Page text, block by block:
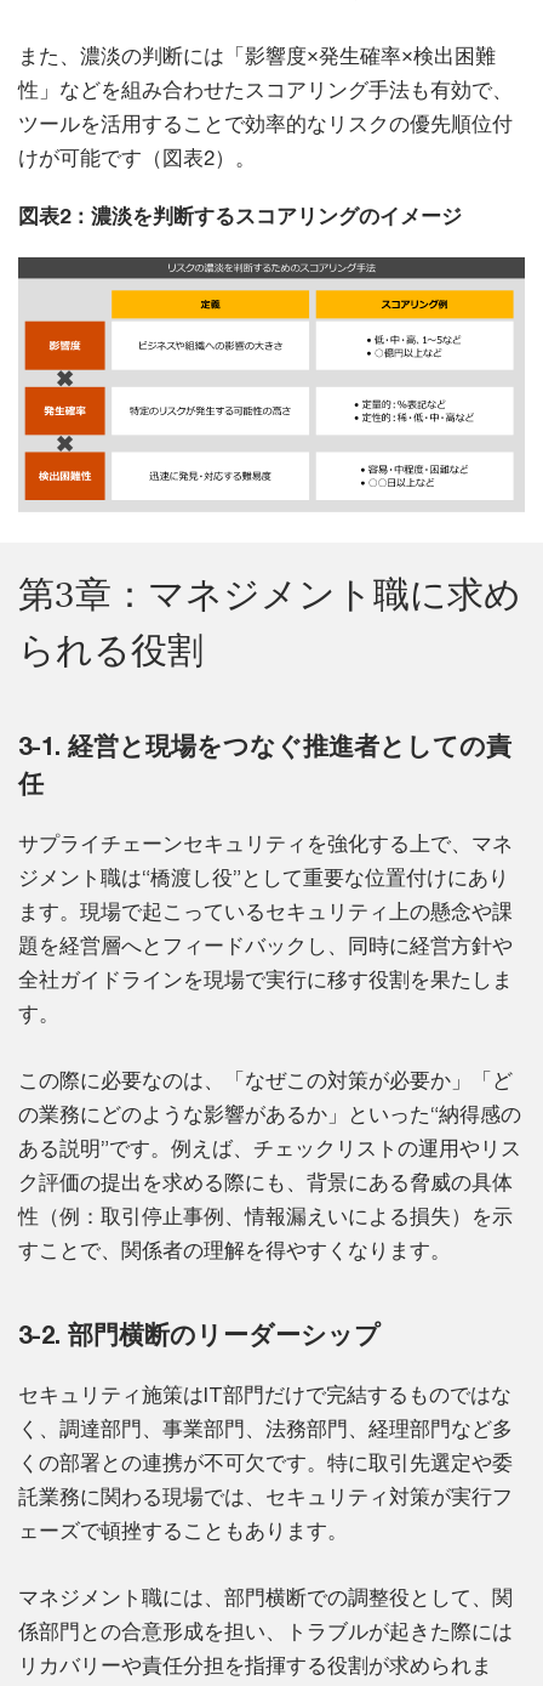
また、濃淡の判断には「影響度×発生確率×検出困難
性」などを組み合わせたスコアリング手法も有効で、
ツールを活用することで効率的なリスクの優先順位付
けが可能です（図表2）。
図表2：濃淡を判断するスコアリングのイメージ
第3章：マネジメント職に求め
られる役割
3-1. 経営と現場をつなぐ推進者としての責
任
サプライチェーンセキュリティを強化する上で、マネ
ジメント職は“橋渡し役”として重要な位置付けにあり
ます。現場で起こっているセキュリティ上の懸念や課
題を経営層へとフィードバックし、同時に経営方針や
全社ガイドラインを現場で実行に移す役割を果たしま
す。
この際に必要なのは、「なぜこの対策が必要か」「ど
の業務にどのような影響があるか」といった“納得感の
ある説明”です。例えば、チェックリストの運用やリス
ク評価の提出を求める際にも、背景にある脅威の具体
性（例：取引停止事例、情報漏えいによる損失）を示
すことで、関係者の理解を得やすくなります。
3-2. 部門横断のリーダーシップ
セキュリティ施策はIT部門だけで完結するものではな
く、調達部門、事業部門、法務部門、経理部門など多
くの部署との連携が不可欠です。特に取引先選定や委
託業務に関わる現場では、セキュリティ対策が実行フ
ェーズで頓挫することもあります。
マネジメント職には、部門横断での調整役として、関
係部門との合意形成を担い、トラブルが起きた際には
リカバリーや責任分担を指揮する役割が求められま